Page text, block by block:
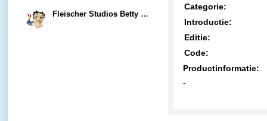
Categorie:
Introductie:
Editie:
Code:
Productinformatie:
-
Fleischer Studios Betty Boop Lying-down Sunny Day (Large)